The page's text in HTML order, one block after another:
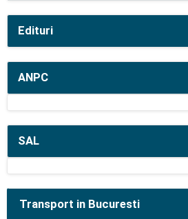
Edituri
ANPC
SAL
Transport in Bucuresti